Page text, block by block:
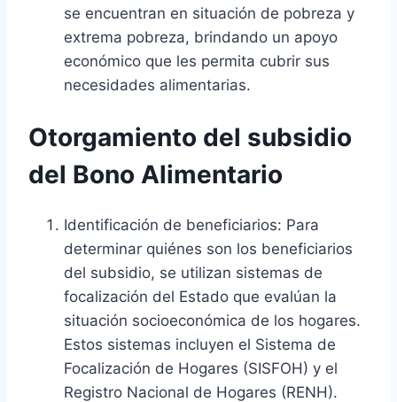
se encuentran en situación de pobreza y
extrema pobreza, brindando un apoyo
económico que les permita cubrir sus
necesidades alimentarias.
Otorgamiento del subsidio
del Bono Alimentario
Identificación de beneficiarios: Para
determinar quiénes son los beneficiarios
del subsidio, se utilizan sistemas de
focalización del Estado que evalúan la
situación socioeconómica de los hogares.
Estos sistemas incluyen el Sistema de
Focalización de Hogares (SISFOH) y el
Registro Nacional de Hogares (RENH).